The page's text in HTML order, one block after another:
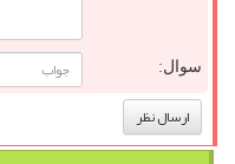
سوال: